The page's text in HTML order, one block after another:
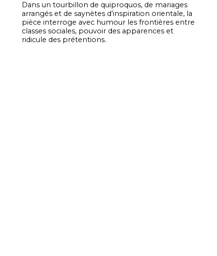
Dans un tourbillon de quiproquos, de mariages
arrangés et de saynètes d’inspiration orientale, la
pièce interroge avec humour les frontières entre
classes sociales, pouvoir des apparences et
ridicule des prétentions.